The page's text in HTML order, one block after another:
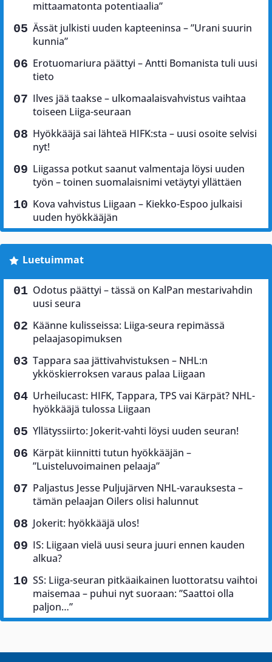
mittaamatonta potentiaalia”
Ässät julkisti uuden kapteeninsa – ”Urani suurin
kunnia”
Erotuomariura päättyi – Antti Bomanista tuli uusi
tieto
Ilves jää taakse – ulkomaalaisvahvistus vaihtaa
toiseen Liiga-seuraan
Hyökkääjä sai lähteä HIFK:sta – uusi osoite selvisi
nyt!
Liigassa potkut saanut valmentaja löysi uuden
työn – toinen suomalaisnimi vetäytyi yllättäen
Kova vahvistus Liigaan – Kiekko-Espoo julkaisi
uuden hyökkääjän
Luetuimmat
Odotus päättyi – tässä on KalPan mestarivahdin
uusi seura
Käänne kulisseissa: Liiga-seura repimässä
pelaajasopimuksen
Tappara saa jättivahvistuksen – NHL:n
ykköskierroksen varaus palaa Liigaan
Urheilucast: HIFK, Tappara, TPS vai Kärpät? NHL-
hyökkääjä tulossa Liigaan
Yllätyssiirto: Jokerit-vahti löysi uuden seuran!
Kärpät kiinnitti tutun hyökkääjän –
”Luisteluvoimainen pelaaja”
Paljastus Jesse Puljujärven NHL-varauksesta –
tämän pelaajan Oilers olisi halunnut
Jokerit: hyökkääjä ulos!
IS: Liigaan vielä uusi seura juuri ennen kauden
alkua?
SS: Liiga-seuran pitkäaikainen luottoratsu vaihtoi
maisemaa – puhui nyt suoraan: ”Saattoi olla
paljon…”